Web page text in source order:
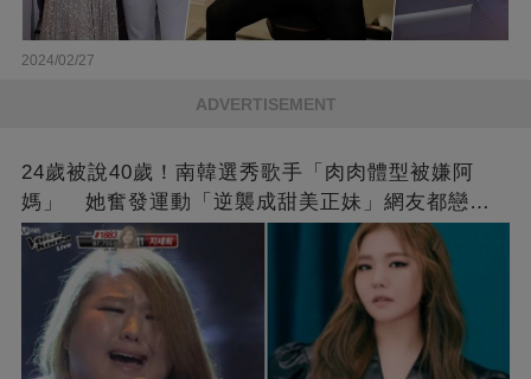
2024/02/27
ADVERTISEMENT
24歲被說40歲！南韓選秀歌手「肉肉體型被嫌阿
媽」 她奮發運動「逆襲成甜美正妹」網友都戀愛
了❤